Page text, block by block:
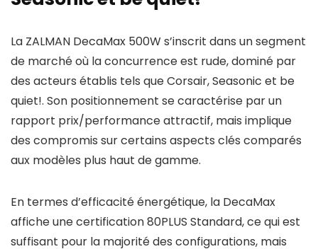
La ZALMAN DecaMax 500W s’inscrit dans un segment
de marché où la concurrence est rude, dominé par
des acteurs établis tels que Corsair, Seasonic et be
quiet!. Son positionnement se caractérise par un
rapport prix/performance attractif, mais implique
des compromis sur certains aspects clés comparés
aux modèles plus haut de gamme.
En termes d’efficacité énergétique, la DecaMax
affiche une certification 80PLUS Standard, ce qui est
suffisant pour la majorité des configurations, mais